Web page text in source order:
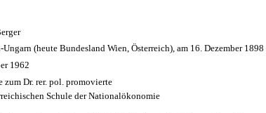
(heute Bundesland Wien, Österreich), am 16. Dezember 1898
1962
Dr. rer. pol. promovierte
Schule der Nationalökonomie